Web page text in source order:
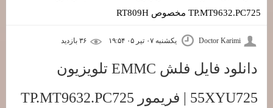
TP.MT9632.PC725 مخصوص RT809H
Doctor Karimi یکشنبه ۰۷ تیر ۰۵ ۱۹:۵۴
دانلود فایل فلش EMMC تلویزیون
55XYU725 | فریمور TP.MT9632.PC725